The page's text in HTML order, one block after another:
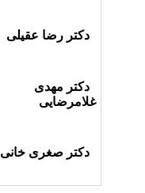
دکتر رضا عقیلی
دکتر مهدی
غلامرضایی
دکتر صغری خانی